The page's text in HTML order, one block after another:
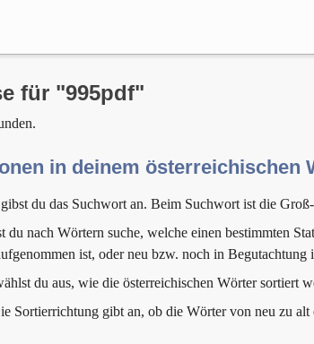
für "995pdf"
in deinem österreichischen
du das Suchwort an. Beim Suchwort ist die
du nach Wörtern suche, welche einen bestimmten
ist, oder neu bzw. noch in Begutachtung
du aus, wie die österreichischen Wörter sortiert
Sortierrichtung gibt an, ob die Wörter von neu zu